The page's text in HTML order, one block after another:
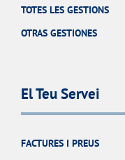
TOTES LES GESTIONS
OTRAS GESTIONES
El Teu Servei
FACTURES I PREUS